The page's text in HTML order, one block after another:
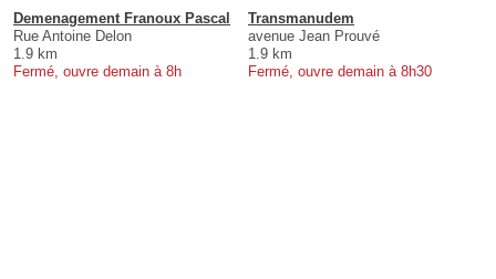
Demenagement Franoux Pascal
Rue Antoine Delon
1.9 km
Fermé, ouvre demain à 8h
Transmanudem
avenue Jean Prouvé
1.9 km
Fermé, ouvre demain à 8h30